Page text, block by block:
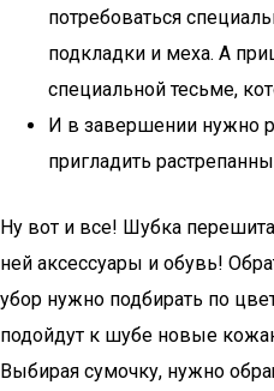
потребоваться
подкладки и меха. А
специальной тесьме,
И в завершении нужно
пригладить
Ну вот и все! Шубка
ней аксессуары и обувь!
убор нужно подбирать по
подойдут к шубе новые
Выбирая сумочку, нужно